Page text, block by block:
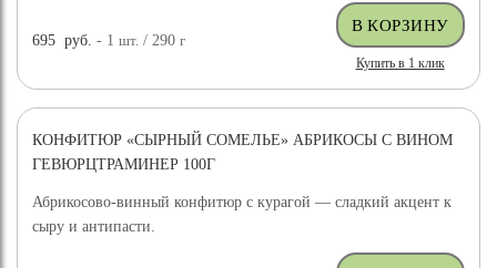
695 руб. - 1шт. / 290г
Купить в 1 клик
КОНФИТЮР «СЫРНЫЙ СОМЕЛЬЕ» АБРИКОСЫ С ВИНОМ
ГЕВЮРЦТРАМИНЕР 100Г
Абрикосово-винный конфитюр с курагой — сладкий акцент к
сыру и антипасти.